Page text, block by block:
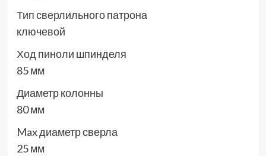
Тип сверлильного патрона
ключевой
Ход пиноли шпинделя
85 мм
Диаметр колонны
80 мм
Max диаметр сверла
25 мм